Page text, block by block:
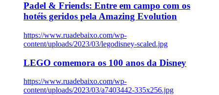
Padel & Friends: Entre em campo com os
hotéis geridos pela Amazing Evolution
https://www.ruadebaixo.com/wp-
content/uploads/2023/03/legodisney-scaled.jpg
LEGO comemora os 100 anos da Disney
https://www.ruadebaixo.com/wp-
content/uploads/2023/03/a7403442-335x256.jpg